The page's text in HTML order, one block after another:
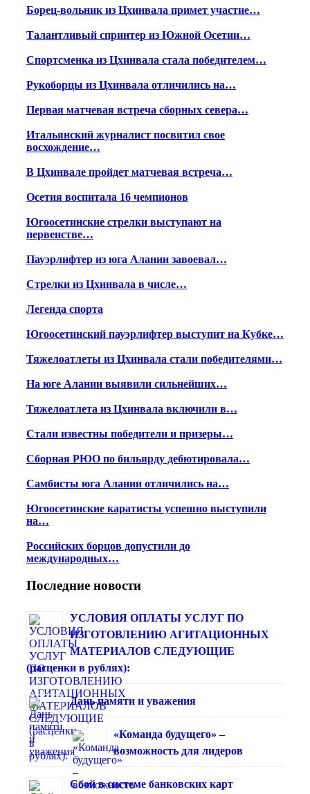
Борец-вольник из Цхинвала примет участие…
Талантливый спринтер из Южной Осетии…
Спортсменка из Цхинвала стала победителем…
Рукоборцы из Цхинвала отличились на…
Первая матчевая встреча сборных севера…
Итальянский журналист посвятил свое
восхождение…
В Цхинвале пройдет матчевая встреча…
Осетия воспитала 16 чемпионов
Югоосетинские стрелки выступают на
первенстве…
Пауэрлифтер из юга Алании завоевал…
Стрелки из Цхинвала в числе…
Легенда спорта
Югоосетинский пауэрлифтер выступит на Кубке…
Тяжелоатлеты из Цхинвала стали победителями…
На юге Алании выявили сильнейших…
Тяжелоатлета из Цхинвала включили в…
Стали известны победители и призеры…
Сборная РЮО по бильярду дебютировала…
Самбисты юга Алании отличились на…
Югоосетинские каратисты успешно выступили
на…
Российских борцов допустили до
международных…
Последние новости
УСЛОВИЯ ОПЛАТЫ УСЛУГ ПО
ИЗГОТОВЛЕНИЮ АГИТАЦИОННЫХ
МАТЕРИАЛОВ СЛЕДУЮЩИЕ
(расценки в рублях):
Дань памяти и уважения
«Команда будущего» –
возможность для лидеров
Сбой в системе банковских карт